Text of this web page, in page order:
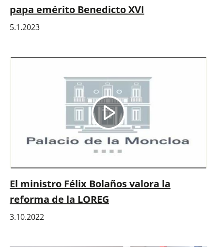
papa emérito Benedicto XVI
5.1.2023
El ministro Félix Bolaños valora la
reforma de la LOREG
3.10.2022